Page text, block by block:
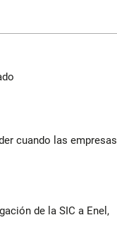
cuando las empresas
de la SIC a Enel,